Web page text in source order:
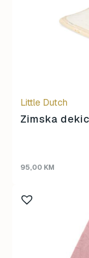
Little Dutch
Zimska
95,00 KM